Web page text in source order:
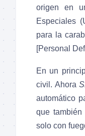
origen en
Especiales
para la
[Personal
En un
civil. Ahora
automático
que
solo con